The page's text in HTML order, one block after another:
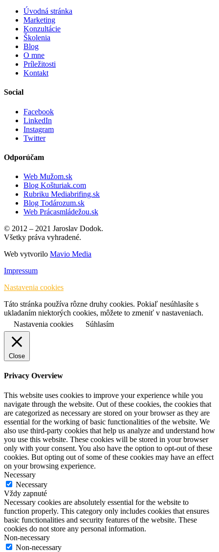
Úvodná stránka
Marketing
Konzultácie
Školenia
Blog
O mne
Príležitosti
Kontakt
Social
Facebook
LinkedIn
Instagram
Twitter
Odporúčam
Web Mužom.sk
Blog Košturiak.com
Rubriku Mediabrifing.sk
Blog Todározum.sk
Web Prácasmládežou.sk
© 2012 – 2021 Jaroslav Dodok.
Všetky práva vyhradené.
Web vytvorilo Mavio Media
Impressum
Nastavenia cookies
Táto stránka používa rôzne druhy cookies. Pokiaľ nesúhlasíte s
ukladaním niektorých cookies, môžete to zmeniť v nastaveniach.
Nastavenia cookies
Súhlasím
Close
Privacy Overview
This website uses cookies to improve your experience while you
navigate through the website. Out of these cookies, the cookies that
are categorized as necessary are stored on your browser as they are
essential for the working of basic functionalities of the website. We
also use third-party cookies that help us analyze and understand how
you use this website. These cookies will be stored in your browser
only with your consent. You also have the option to opt-out of these
cookies. But opting out of some of these cookies may have an effect
on your browsing experience.
Necessary
Necessary
Vždy zapnuté
Necessary cookies are absolutely essential for the website to
function properly. This category only includes cookies that ensures
basic functionalities and security features of the website. These
cookies do not store any personal information.
Non-necessary
Non-necessary